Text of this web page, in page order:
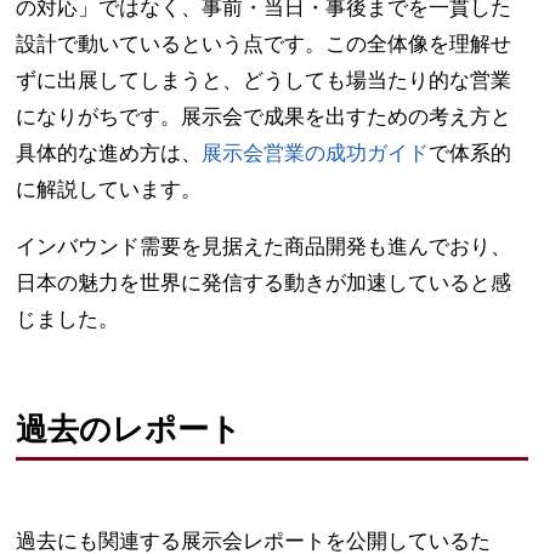
の対応」ではなく、事前・当日・事後までを一貫した
設計で動いているという点です。この全体像を理解せ
ずに出展してしまうと、どうしても場当たり的な営業
になりがちです。展示会で成果を出すための考え方と
具体的な進め方は、 展示会営業の成功ガイドで体系的
に解説しています。
インバウンド需要を見据えた商品開発も進んでおり、
日本の魅力を世界に発信する動きが加速していると感
じました。
過去のレポート
過去にも関連する展示会レポートを公開しているた